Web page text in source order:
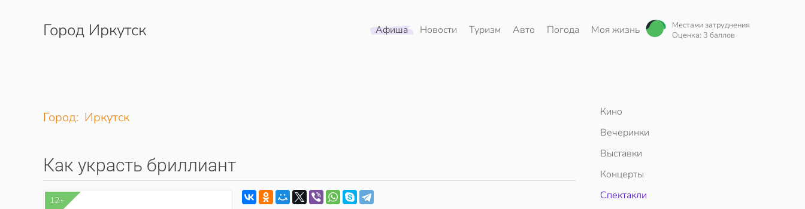
Перейти к содержимому
Город Иркутск Афиша Новости Туризм Авто Погода Моя жизнь
Местами затруднения
Оценка: 3 баллов
Город: Иркутск
Как украсть бриллиант
12+
Кино
Вечеринки
Выставки
Концерты
Спектакли